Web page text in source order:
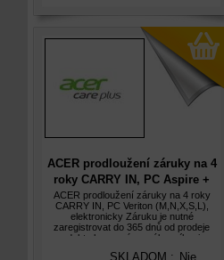
ACER prodloužení záruky na 4
roky CARRY IN, PC Aspire +
Veriton (M,N,X,S,L),
elektronicky
ACER prodloužení záruky na 4 roky
CARRY IN, PC Veriton (M,N,X,S,L),
elektronicky Záruku je nutné
zaregistrovat do 365 dnů od prodeje
produktu koncovému zákazníkovi, v
SKLADOM : Nie